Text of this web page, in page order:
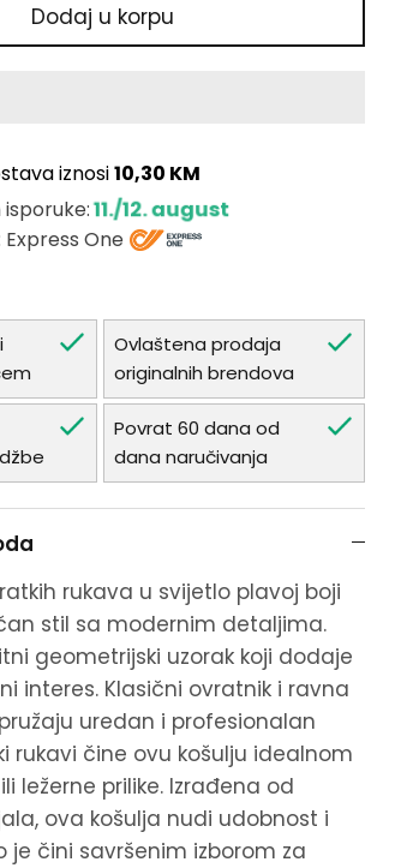
Dodaj u korpu
iznosi10,30 KM
11./12. august
One
Ovlaštena prodaja
originalnih brendova
Povrat 60 dana od
dana naručivanja
rukava u svijetlo plavoj boji
stil sa modernim detaljima.
geometrijski uzorak koji dodaje
interes. Klasični ovratnik i ravna
uredan i profesionalan
rukavi čine ovu košulju idealnom
ležerne prilike. Izrađena od
ova košulja nudi udobnost i
je čini savršenim izborom za